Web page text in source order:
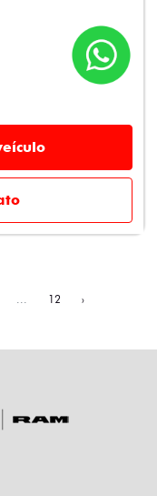
... 12 ›